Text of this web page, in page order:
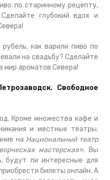
по старинному рецепту,
глубокий вдох и
как варили пиво по
на свадьбу? Сделайте
мир ароматов Севера!
Свободное
Кроме множества кафе и
и местные театры.
на Национальный театр
мастерская». Вы
будут ли интересные для
билеты онлайн. А